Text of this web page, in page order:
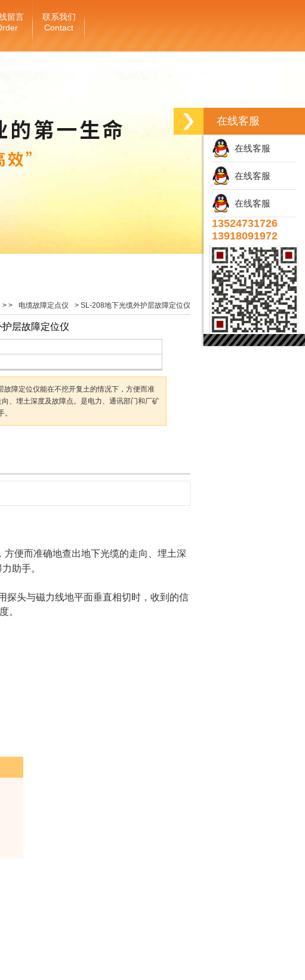
留言 联系我们
Contact
> > 电缆故障定点仪 > SL-208地下光缆外护层故障定位仪
层故障定位仪
故障定位仪能在不挖开复土的情况下，方便而准
、埋土深度及故障点。是电力、通讯部门和厂矿
方便而准确地查出地下光缆的走向、埋土深
助手。
头与磁力线地平面垂直相切时，收到的信
度。
在线客服
在线客服
在线客服
在线客服
13524731726
13918091972